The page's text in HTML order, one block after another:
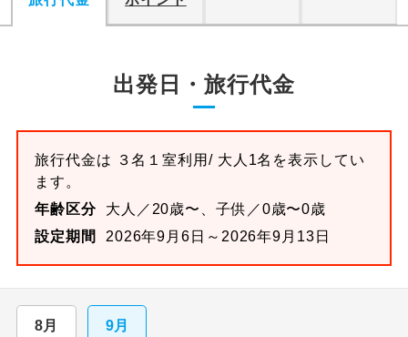
出発日・旅行代金
旅行代金は ３名１室利用/ 大人1名を表示してい
ます。
年齢区分
大人／20歳〜、子供／0歳〜0歳
設定期間
2026年9月6日～2026年9月13日
8月 9月